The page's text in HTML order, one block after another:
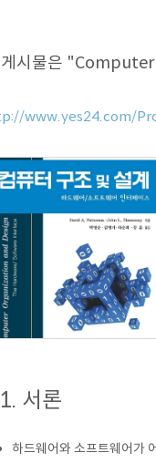
시물은
www.yes24.com/
서론
하드웨어와 소프트웨어가